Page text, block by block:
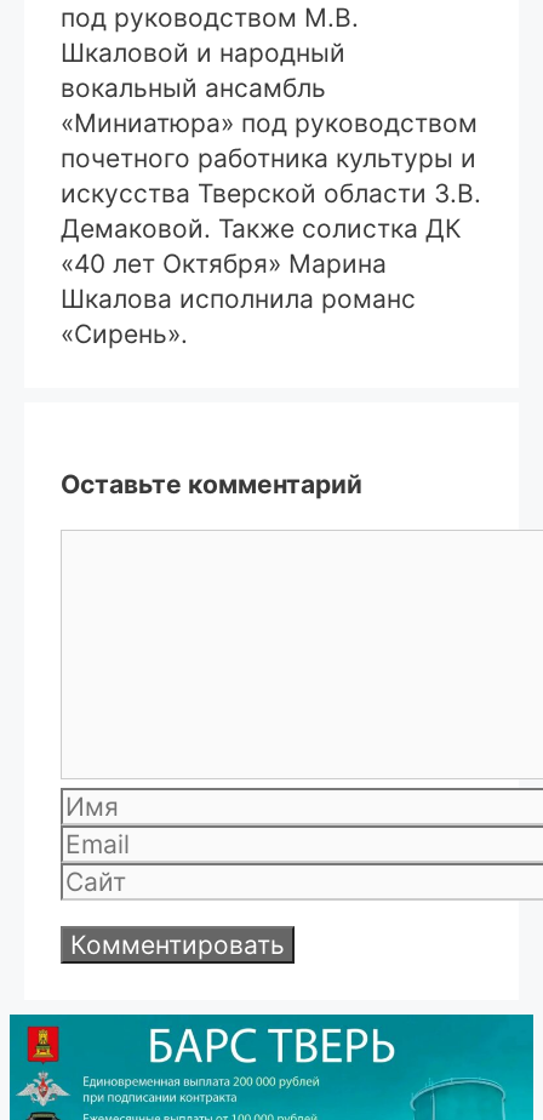
под руководством М.В.
Шкаловой и народный
вокальный ансамбль
«Миниатюра» под руководством
почетного работника культуры и
искусства Тверской области З.В.
Демаковой. Также солистка ДК
«40 лет Октября» Марина
Шкалова исполнила романс
«Сирень».
Оставьте комментарий
Имя
Email
Сайт